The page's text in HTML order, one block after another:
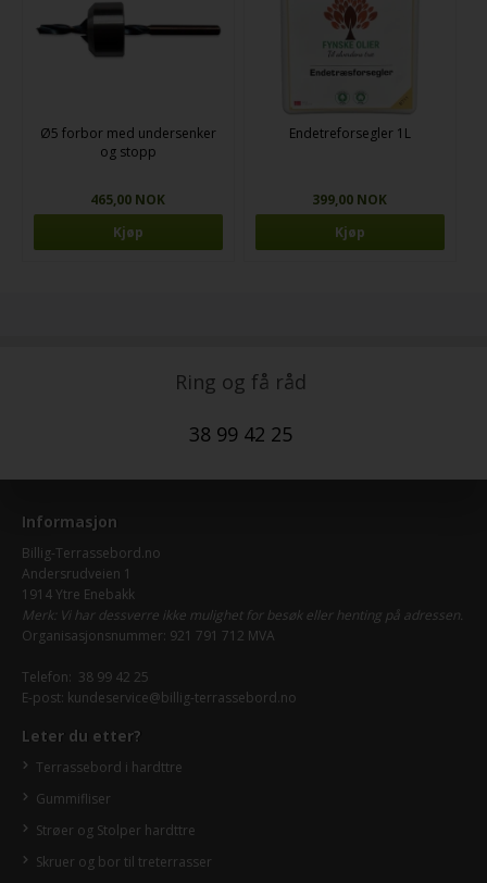
Ø5 forbor med undersenker
og stopp
465,00 NOK
Endetreforsegler 1L
399,00 NOK
Ring og få råd
38 99 42 25
Informasjon
Billig-Terrassebord.no
Andersrudveien 1
1914 Ytre Enebakk
Merk: Vi har dessverre ikke mulighet for besøk eller henting på adressen.
Organisasjonsnummer: 921 791 712 MVA
Telefon: 38 99 42 25
E-post: kundeservice@billig-terrassebord.no
Leter du etter?
Terrassebord i hardttre
Gummifliser
Strøer og Stolper hardttre
Skruer og bor til treterrasser